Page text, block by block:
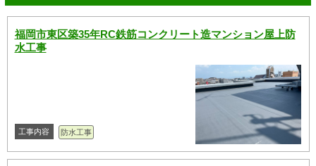
福岡市東区築35年RC鉄筋コンクリート造マンション屋上防
水工事
工事内容 防水工事